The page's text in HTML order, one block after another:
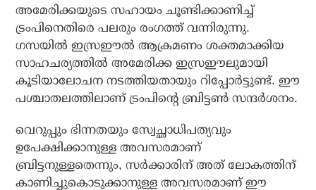
അമേരിക്കയുടെ സഹായം ചൂണ്ടിക്കാണിച്ച്
ട്രംപിനെതിരെ പലരും രംഗത്ത് വന്നിരുന്നു.
ഗസയില്‍ ഇസ്രഈല്‍ ആക്രമണം ശക്തമാക്കിയ
സാഹചര്യത്തില്‍ അമേരിക്ക ഇസ്രഈലുമായി
കൂടിയാലോചന നടത്തിയതായും റിപ്പോര്‍ട്ടുണ്ട്. ഈ
പശ്ചാതലത്തിലാണ് ട്രംപിന്റെ ബ്രിട്ടണ്‍ സന്ദര്‍ശനം.
വെറുപ്പും ഭിന്നതയും സ്വേച്ഛാധിപത്യവും
ഉപേക്ഷിക്കാനുള്ള അവസരമാണ്
ബ്രിട്ടനുള്ളതെന്നും, സര്‍ക്കാരിന് അത് ലോകത്തിന്
കാണിച്ചുകൊടുക്കാനുള്ള അവസരമാണ് ഈ